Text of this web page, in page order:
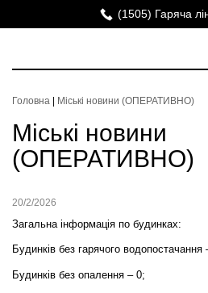
(1505) Гаряча
Головна Міські новини (ОПЕРАТИВНО)
Міські новини
(ОПЕРАТИВНО)
20/2/2026
Загальна інформація по будинках:
Будинків без гарячого водопостачання
Будинків без опалення – 0;